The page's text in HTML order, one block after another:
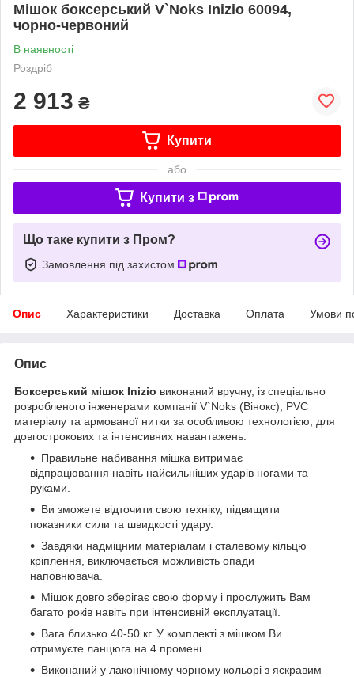
Мішок боксерський V`Noks Inizio 60094,
чорно-червоний
В наявності
Роздріб
2 913 ₴
Купити
або
Купити з
Що таке купити з Пром?
Замовлення під захистом
Опис Характеристики Доставка Оплата Умови
Опис
Боксерський мішок Inizio виконаний вручну, із спеціально
розробленого інженерами компанії V`Noks (Вінокс), PVC
матеріалу та армованої нитки за особливою технологією, для
довгострокових та інтенсивних навантажень.
Правильне набивання мішка витримає
відпрацювання навіть найсильніших ударів ногами та
руками.
Ви зможете відточити свою техніку, підвищити
показники сили та швидкості удару.
Завдяки надміцним матеріалам і сталевому кільцю
кріплення, виключається можливість опади
наповнювача.
Мішок довго зберігає свою форму і прослужить Вам
багато років навіть при інтенсивній експлуатації.
Вага близько 40-50 кг. У комплекті з мішком Ви
отримуєте ланцюга на 4 промені.
Виконаний у лаконічному чорному кольорі з яскравим